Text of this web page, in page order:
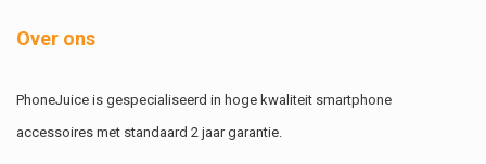
Over ons
PhoneJuice is gespecialiseerd in hoge kwaliteit smartphone
accessoires met standaard 2 jaar garantie.